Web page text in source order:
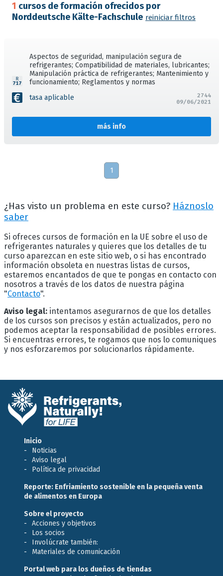
1 cursos de formación ofrecidos por
Norddeutsche Kälte-Fachschule reiniciar filtros
Aspectos de seguridad, manipulación segura de
refrigerantes; Compatibilidad de materiales, lubricantes;
Manipulación práctica de refrigerantes; Mantenimiento y
funcionamiento; Reglamentos y normas
tasa aplicable
más info
2744
09/06/2021
1
¿Has visto un problema en este curso? Háznoslo
saber
Si ofreces cursos de formación en la UE sobre el uso de
refrigerantes naturales y quieres que los detalles de tu
curso aparezcan en este sitio web, o si has encontrado
información obsoleta en nuestras listas de cursos,
estaremos encantados de que te pongas en contacto con
nosotros a través de los datos de nuestra página
"Contacto".
Aviso legal: intentamos asegurarnos de que los detalles
de los cursos son precisos y están actualizados, pero no
podemos aceptar la responsabilidad de posibles errores.
Si encuentras errores, te rogamos que nos lo comuniques
y nos esforzaremos por solucionarlos rápidamente.
Inicio
Noticias
Aviso legal
Política de privacidad
Reporte: Enfriamiento sostenible en la pequeña venta
de alimentos en Europa
Sobre el proyecto
Acciones y objetivos
Los socios
Involúcrate también:
Materiales de comunicación
Portal web para los dueños de tiendas